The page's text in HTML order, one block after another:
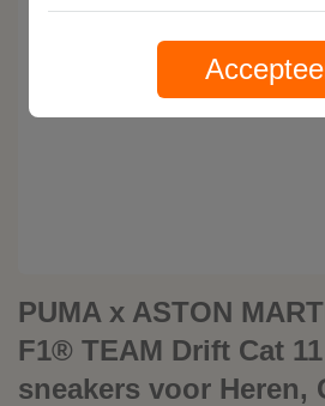
PUMA x ASTON
F1® TEAM Drift Cat
sneakers voor Heren,